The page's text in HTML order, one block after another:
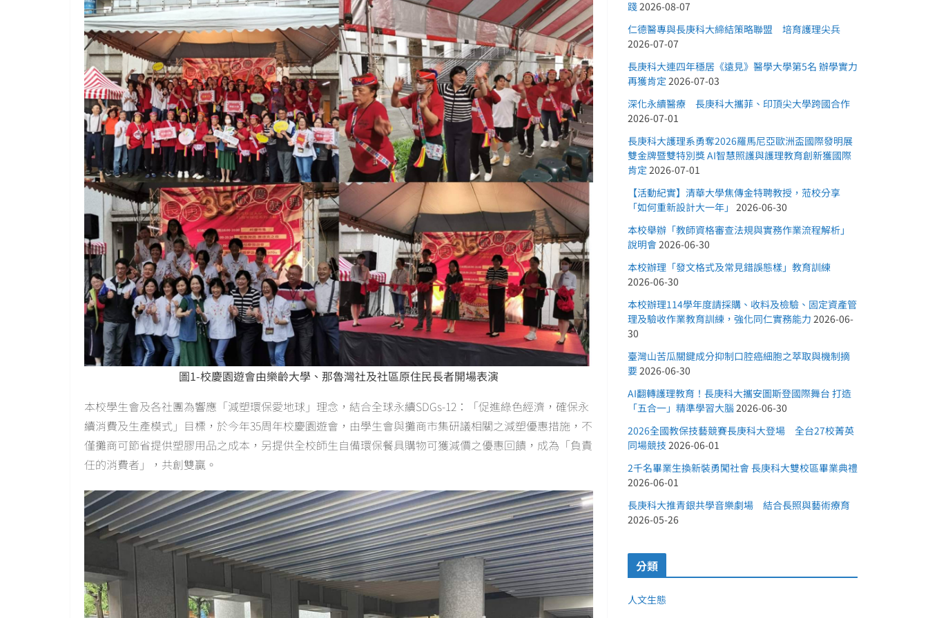
圖1-校慶園遊會由樂齡大學、那魯灣社及社區原住民長者開場表演
本校學生會及各社團為響應「減塑環保愛地球」理念，結合全球永續SDGs-12：「促進綠色經濟，確保永
續消費及生產模式」目標，於今年35周年校慶園遊會，由學生會與攤商市集研議相關之減塑優惠措施，不
僅攤商可節省提供塑膠用品之成本，另提供全校師生自備環保餐具購物可獲減價之優惠回饋，成為「負責
任的消費者」，共創雙贏。
踐2026-08-07
仁德醫專與長庚科大締結策略聯盟 培育護理尖兵
2026-07-07
長庚科大連四年穩居《遠見》醫學大學第5名 辦學實力
再獲肯定 2026-07-03
深化永續醫療 長庚科大攜菲、印頂尖大學跨國合作
2026-07-01
長庚科大護理系勇奪2026羅馬尼亞歐洲盃國際發明展
雙金牌暨雙特別獎 AI智慧照護與護理教育創新獲國際
肯定 2026-07-01
【活動紀實】清華大學焦傳金特聘教授，蒞校分享
「如何重新設計大一年」 2026-06-30
本校舉辦「教師資格審查法規與實務作業流程解析」
說明會2026-06-30
本校辦理「發文格式及常見錯誤態樣」教育訓練
2026-06-30
本校辦理114學年度請採購、收料及檢驗、固定資產管
理及驗收作業教育訓練，強化同仁實務能力 2026-06-
30
臺灣山苦瓜關鍵成分抑制口腔癌細胞之萃取與機制摘
要2026-06-30
AI翻轉護理教育！長庚科大攜安圖斯登國際舞台 打造
「五合一」精準學習大腦 2026-06-30
2026全國教保技藝競賽長庚科大登場 全台27校菁英
同場競技 2026-06-01
2千名畢業生換新裝勇闖社會 長庚科大雙校區畢業典禮
2026-06-01
長庚科大推青銀共學音樂劇場 結合長照與藝術療育
2026-05-26
分類
人文生態